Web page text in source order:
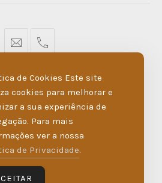
geral@dmare.pt
917774486
DE RECLAMAÇÕES
BY WIPDESIGN
de Cookies Este site
cookies para melhorar e
a sua experiência de
Para mais
ver a nossa
de Privacidade.